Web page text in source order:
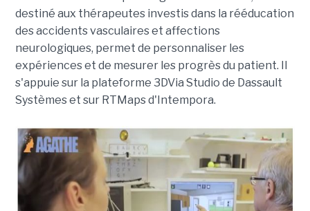
destiné aux thérapeutes investis dans la rééducation
des accidents vasculaires et affections
neurologiques, permet de personnaliser les
expériences et de mesurer les progrès du patient. Il
s'appuie sur la plateforme 3DVia Studio de Dassault
Systèmes et sur RTMaps d'Intempora.